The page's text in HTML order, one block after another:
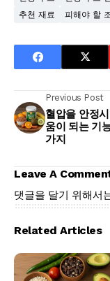
추천 재료
피해야 할
Previous Post
혈압을 안정
움이 되는 기
가지
Leave A
댓글을 달기 위해서
Related Articles